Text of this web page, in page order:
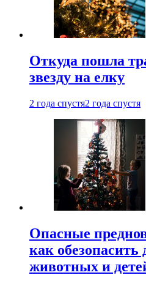
Откуда пошла
звезду на елку
2 года спустя2 года спустя
Опасные
как
животных и